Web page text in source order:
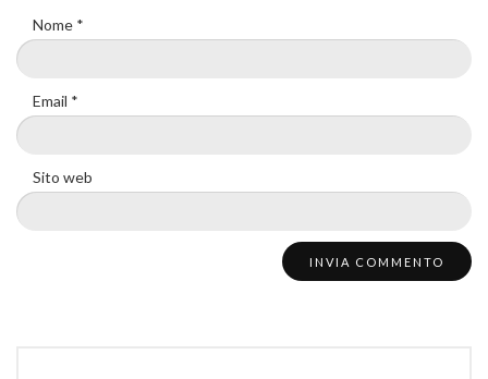
Nome *
Email *
Sito web